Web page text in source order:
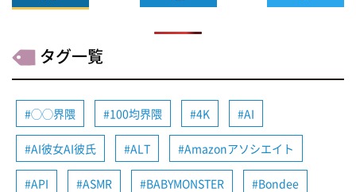
タグ一覧
◯◯界隈 100均界隈 4K AI
AI彼女AI彼氏 ALT Amazonアソシエイト
API ASMR BABYMONSTER Bondee